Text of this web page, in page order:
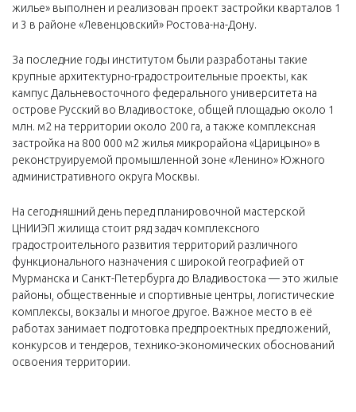
жилье» выполнен и реализован проект застройки кварталов 1
и 3 в районе «Левенцовский» Ростова-на-Дону.
За последние годы институтом были разработаны такие
крупные архитектурно-градостроительные проекты, как
кампус Дальневосточного федерального университета на
острове Русский во Владивостоке, общей площадью около 1
млн. м2 на территории около 200 га, а также комплексная
застройка на 800 000 м2 жилья микрорайона «Царицыно» в
реконструируемой промышленной зоне «Ленино» Южного
административного округа Москвы.
На сегодняшний день перед планировочной мастерской
ЦНИИЭП жилища стоит ряд задач комплексного
градостроительного развития территорий различного
функционального назначения с широкой географией от
Мурманска и Санкт-Петербурга до Владивостока — это жилые
районы, общественные и спортивные центры, логистические
комплексы, вокзалы и многое другое. Важное место в её
работах занимает подготовка предпроектных предложений,
конкурсов и тендеров, технико-экономических обоснований
освоения территории.